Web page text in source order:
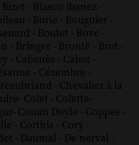
Bizet - Blasco ibanez -
- Borie - Bouguier -
- Boutet - Bove -
- Bringer - Brontë - Brot -
- Cabanès - Cabot -
- Cézembre -
- Chevalier à la
- Colet - Colette-
- Conan Doyle - Coppee -
- Corthis - Cory -
- Daumal - De nerval -